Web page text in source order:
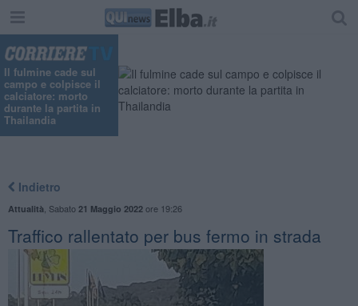
Il fulmine cade sul
campo e colpisce il
calciatore: morto
durante la partita in
Thailandia
Indietro
Attualità Sabato 21 Maggio 2022ore 19:26
Traffico rallentato per bus fermo in strada